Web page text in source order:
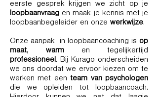
eerste gesprek krijgen we zicht op je
loopbaanvraag en maak je kennis met je
loopbaanbegeleider en onze werkwijze.
Onze aanpak in loopbaancoaching is op
maat, warm en tegelijkertijd
professioneel. Bij Kurago onderscheiden
we ons doordat we ervoor kiezen om te
werken met eenteam van psychologen
die we opleiden tot loopbaancoach.